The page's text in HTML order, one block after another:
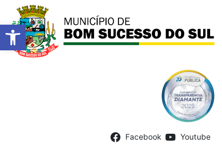
Barra de Ferramentas
Facebook Youtube